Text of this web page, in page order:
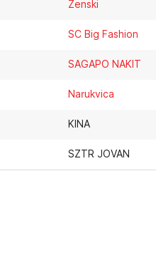
Ženski
SC Big Fashion
SAGAPO NAKIT
Narukvica
KINA
SZTR JOVAN